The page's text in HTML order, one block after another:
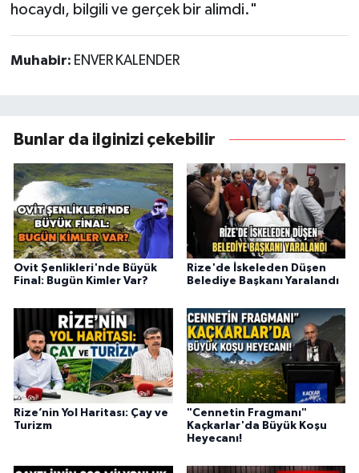
hocaydı, bilgili ve gerçek bir alimdi."
Muhabir: ENVER KALENDER
Bunlar da ilginizi çekebilir
Ovit Şenlikleri'nde Büyük
Final: Bugün Kimler Var?
Rize'de İskeleden Düşen
Belediye Başkanı Yaralandı
Rize’nin Yol Haritası: Çay ve
Turizm
"Cennetin Fragmanı"
Kaçkarlar'da Büyük Koşu
Heyecanı!